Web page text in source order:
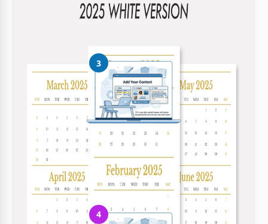
Ändern Sie ganz einfach Farben, Schriftarten und Layouts
entsprechend Ihrem Stil oder Ihrer Marke
3
Fügen Sie Ihre Inhalte hinzu
Füllen Sie Ihre Daten aus, laden Sie Bilder hoch und ersetzen Sie
den Platzhaltertext
4